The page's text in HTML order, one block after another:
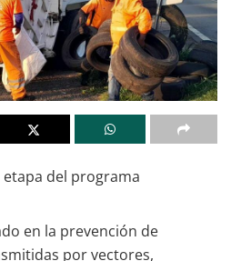
del programa
en la prevención de
por vectores,